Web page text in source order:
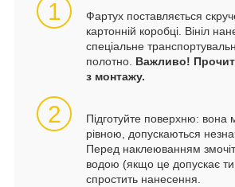
1
Фартух поставляється
картонній коробці. Вініл
спеціальне
полотно. Важливо!
з монтажу.
2
Підготуйте поверхню: вона
рівною, допускаються
Перед наклеюванням
водою (якщо це допускає
спростить нанесення.